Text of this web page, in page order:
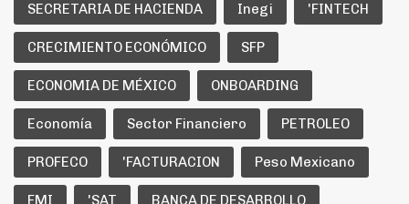
SECRETARIA DE HACIENDA Inegi 'FINTECH
CRECIMIENTO ECONÓMICO SFP
ECONOMIA DE MÉXICO ONBOARDING
Economía Sector Financiero PETROLEO
PROFECO 'FACTURACION Peso Mexicano